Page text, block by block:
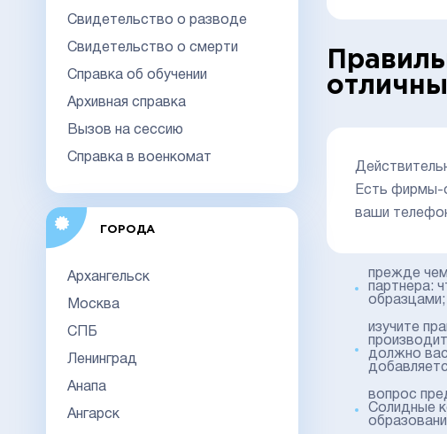
Свидетельство о разводе
Свидетельство о смерти
Справка об обучении
Архивная справка
Вызов на сессию
Справка в военкомат
ГОРОДА
Архангельск
Москва
СПБ
Ленинград
Анапа
Ангарск
Есть фирмы-
ваши
прежде
партнера:
образцами;
изучите
должно
вопрос
Солидные